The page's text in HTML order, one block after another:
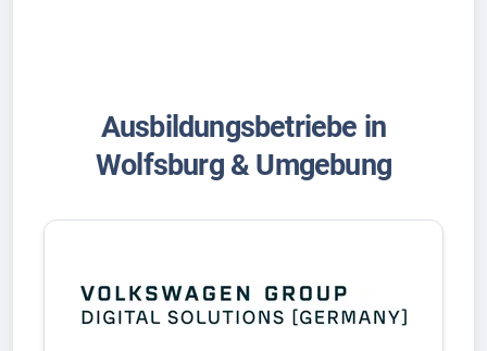
Ausbildungsbetriebe in
Wolfsburg & Umgebung